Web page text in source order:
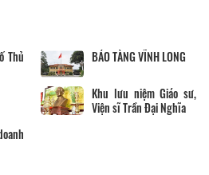
Khu lưu niệm Chủ tịch
Hội đồng Bộ trưởng
Phạm Hùng
VĂN THÁNH MIẾU VĨNH
LONG